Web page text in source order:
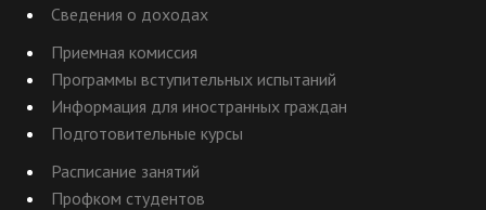
Сведения о доходах
Приемная комиссия
Программы вступительных испытаний
Информация для иностранных граждан
Подготовительные курсы
Расписание занятий
Профком студентов